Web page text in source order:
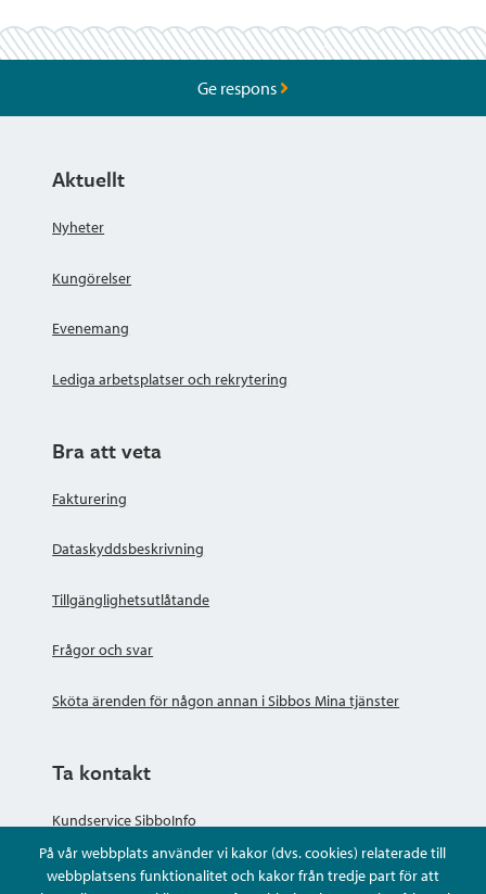
På vår webbplats använder vi kakor (dvs. cookies) relaterade till
webbplatsens funktionalitet och kakor från tredje part för att
Ge respons
Aktuellt
Nyheter
Kungörelser
Evenemang
Lediga arbetsplatser och rekrytering
Bra att veta
Fakturering
Dataskyddsbeskrivning
Tillgänglighetsutlåtande
Frågor och svar
Sköta ärenden för någon annan i Sibbos Mina tjänster
Ta kontakt
Kundservice SibboInfo
Ge anonym respons